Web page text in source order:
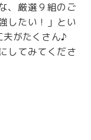
、厳選９組のご
したい！」とい
夫がたくさん♪
してみてくださ